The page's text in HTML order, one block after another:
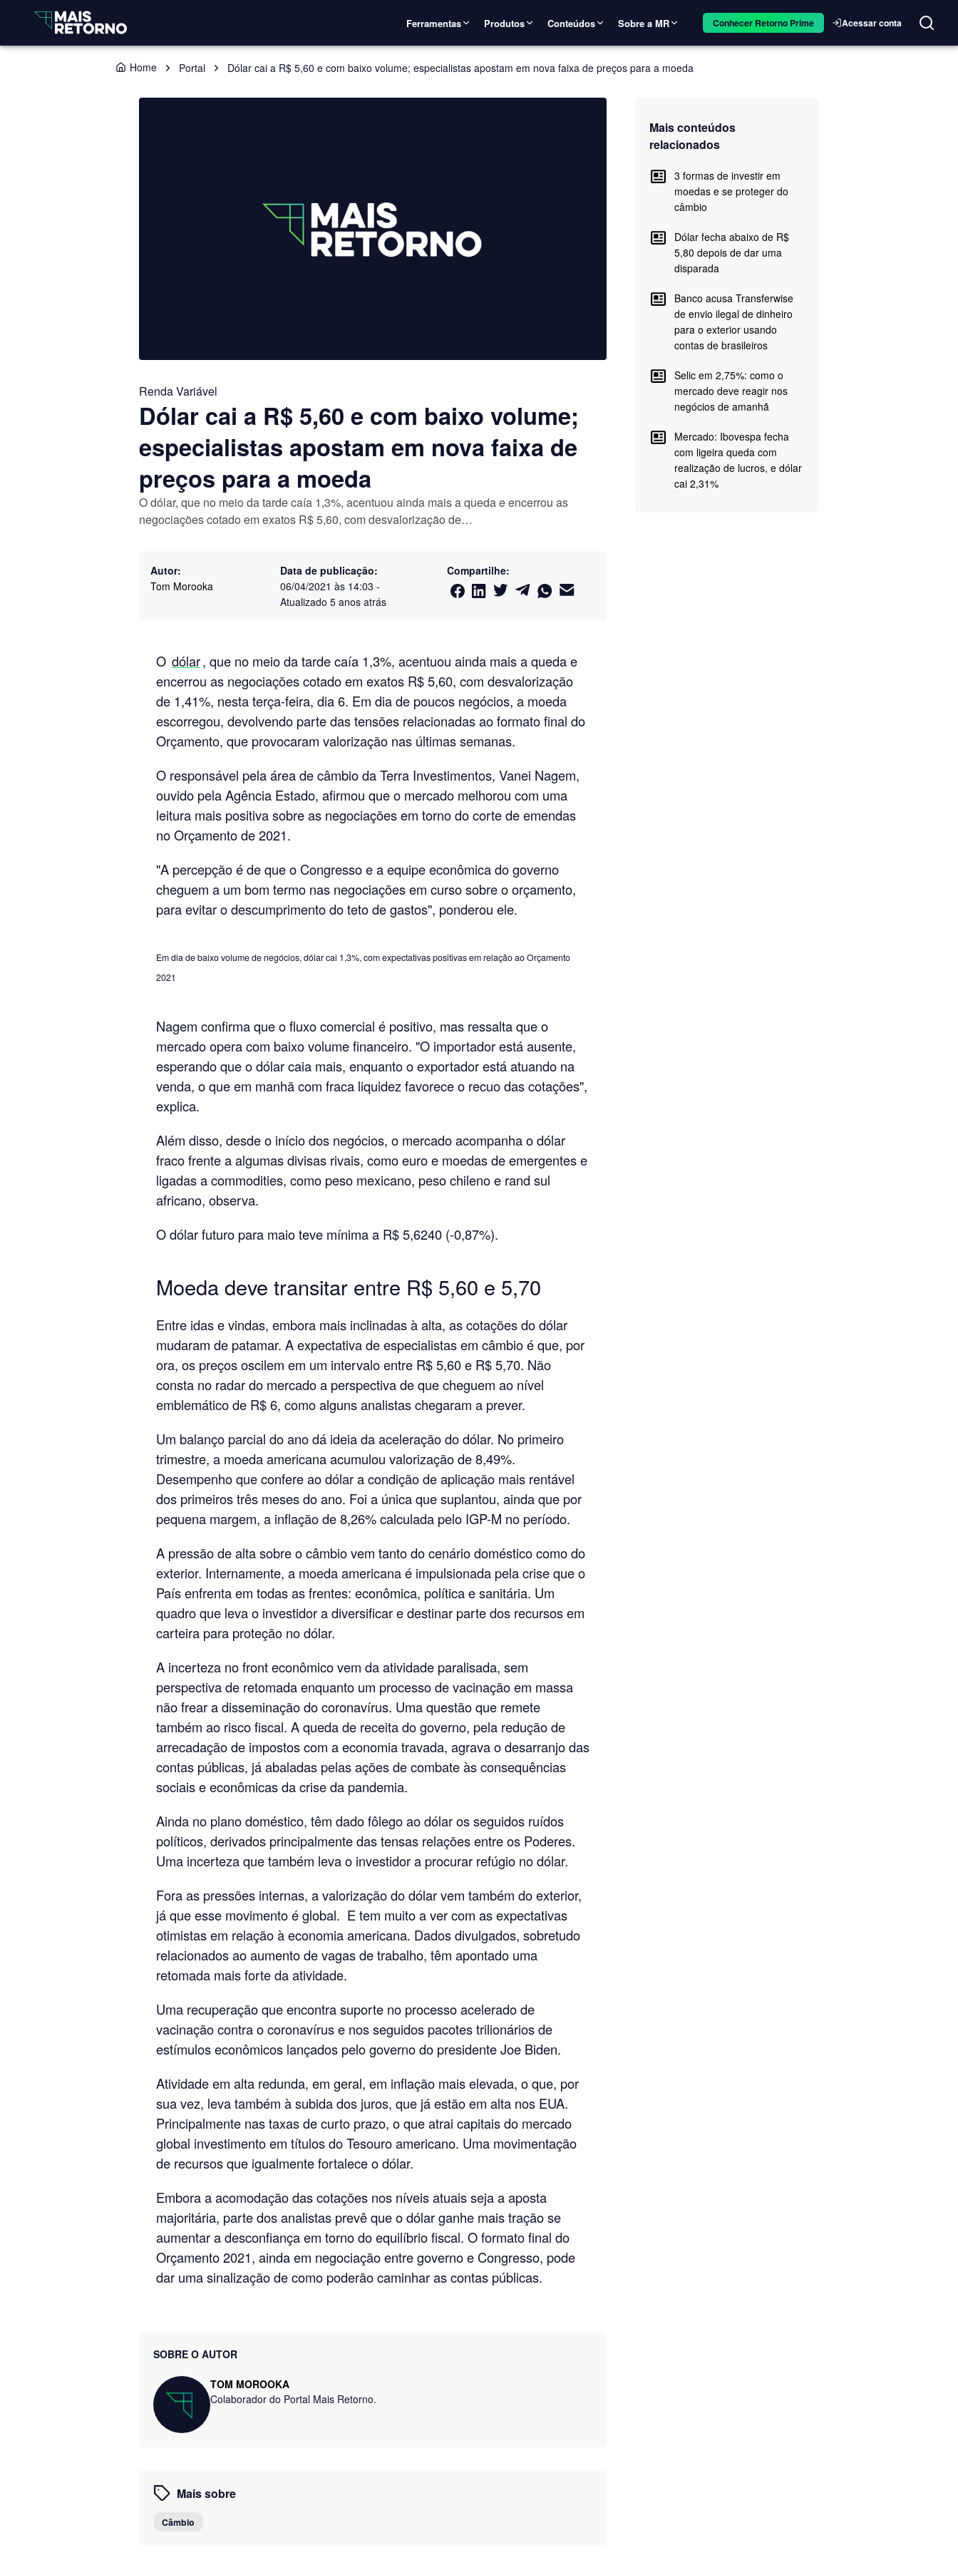
Ferramentas Produtos Conteúdos Sobre a MR Conhecer Retorno Prime Acessar conta
Home Portal Dólar cai a R$ 5,60 e com baixo volume; especialistas apostam em nova faixa de preços para a moeda
Renda Variável
Dólar cai a R$ 5,60 e com baixo volume;
especialistas apostam em nova faixa de
preços para a moeda
O dólar, que no meio da tarde caía 1,3%, acentuou ainda mais a queda e encerrou as
negociações cotado em exatos R$ 5,60, com desvalorização de…
Autor:
Tom Morooka
Data de publicação:
06/04/2021 às 14:03 -
Atualizado 5 anos atrás
Compartilhe:
O dólar, que no meio da tarde caía 1,3%, acentuou ainda mais a queda e
encerrou as negociações cotado em exatos R$ 5,60, com desvalorização
de 1,41%, nesta terça-feira, dia 6. Em dia de poucos negócios, a moeda
escorregou, devolvendo parte das tensões relacionadas ao formato final do
Orçamento, que provocaram valorização nas últimas semanas.
O responsável pela área de câmbio da Terra Investimentos, Vanei Nagem,
ouvido pela Agência Estado, afirmou que o mercado melhorou com uma
leitura mais positiva sobre as negociações em torno do corte de emendas
no Orçamento de 2021.
"A percepção é de que o Congresso e a equipe econômica do governo
cheguem a um bom termo nas negociações em curso sobre o orçamento,
para evitar o descumprimento do teto de gastos", ponderou ele.
Em dia de baixo volume de negócios, dólar cai 1,3%, com expectativas positivas em relação ao Orçamento
2021
Nagem confirma que o fluxo comercial é positivo, mas ressalta que o
mercado opera com baixo volume financeiro. "O importador está ausente,
esperando que o dólar caia mais, enquanto o exportador está atuando na
venda, o que em manhã com fraca liquidez favorece o recuo das cotações",
explica.
Além disso, desde o início dos negócios, o mercado acompanha o dólar
fraco frente a algumas divisas rivais, como euro e moedas de emergentes e
ligadas a commodities, como peso mexicano, peso chileno e rand sul
africano, observa.
O dólar futuro para maio teve mínima a R$ 5,6240 (-0,87%).
Moeda deve transitar entre R$ 5,60 e 5,70
Entre idas e vindas, embora mais inclinadas à alta, as cotações do dólar
mudaram de patamar. A expectativa de especialistas em câmbio é que, por
ora, os preços oscilem em um intervalo entre R$ 5,60 e R$ 5,70. Não
consta no radar do mercado a perspectiva de que cheguem ao nível
emblemático de R$ 6, como alguns analistas chegaram a prever.
Um balanço parcial do ano dá ideia da aceleração do dólar. No primeiro
trimestre, a moeda americana acumulou valorização de 8,49%.
Desempenho que confere ao dólar a condição de aplicação mais rentável
dos primeiros três meses do ano. Foi a única que suplantou, ainda que por
pequena margem, a inflação de 8,26% calculada pelo IGP-M no período.
A pressão de alta sobre o câmbio vem tanto do cenário doméstico como do
exterior. Internamente, a moeda americana é impulsionada pela crise que o
País enfrenta em todas as frentes: econômica, política e sanitária. Um
quadro que leva o investidor a diversificar e destinar parte dos recursos em
carteira para proteção no dólar.
A incerteza no front econômico vem da atividade paralisada, sem
perspectiva de retomada enquanto um processo de vacinação em massa
não frear a disseminação do coronavírus. Uma questão que remete
também ao risco fiscal. A queda de receita do governo, pela redução de
arrecadação de impostos com a economia travada, agrava o desarranjo das
contas públicas, já abaladas pelas ações de combate às consequências
sociais e econômicas da crise da pandemia.
Ainda no plano doméstico, têm dado fôlego ao dólar os seguidos ruídos
políticos, derivados principalmente das tensas relações entre os Poderes.
Uma incerteza que também leva o investidor a procurar refúgio no dólar.
Fora as pressões internas, a valorização do dólar vem também do exterior,
já que esse movimento é global. E tem muito a ver com as expectativas
otimistas em relação à economia americana. Dados divulgados, sobretudo
relacionados ao aumento de vagas de trabalho, têm apontado uma
retomada mais forte da atividade.
Uma recuperação que encontra suporte no processo acelerado de
vacinação contra o coronavírus e nos seguidos pacotes trilionários de
estímulos econômicos lançados pelo governo do presidente Joe Biden.
Atividade em alta redunda, em geral, em inflação mais elevada, o que, por
sua vez, leva também à subida dos juros, que já estão em alta nos EUA.
Principalmente nas taxas de curto prazo, o que atrai capitais do mercado
global investimento em títulos do Tesouro americano. Uma movimentação
de recursos que igualmente fortalece o dólar.
Embora a acomodação das cotações nos níveis atuais seja a aposta
majoritária, parte dos analistas prevê que o dólar ganhe mais tração se
aumentar a desconfiança em torno do equilíbrio fiscal. O formato final do
Orçamento 2021, ainda em negociação entre governo e Congresso, pode
dar uma sinalização de como poderão caminhar as contas públicas.
SOBRE O AUTOR
TOM MOROOKA
Colaborador do Portal Mais Retorno.
Mais sobre
Câmbio
Mais conteúdos
relacionados
3 formas de investir em
moedas e se proteger do
câmbio
Dólar fecha abaixo de R$
5,80 depois de dar uma
disparada
Banco acusa Transferwise
de envio ilegal de dinheiro
para o exterior usando
contas de brasileiros
Selic em 2,75%: como o
mercado deve reagir nos
negócios de amanhã
Mercado: Ibovespa fecha
com ligeira queda com
realização de lucros, e dólar
cai 2,31%